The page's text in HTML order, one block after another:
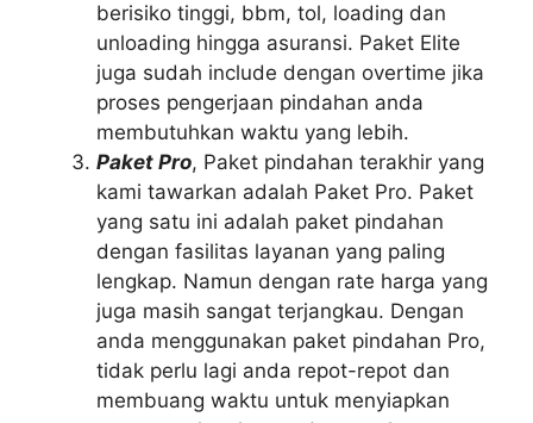
berisiko tinggi, bbm, tol, loading dan
unloading hingga asuransi. Paket Elite
juga sudah include dengan overtime jika
proses pengerjaan pindahan anda
membutuhkan waktu yang lebih.
Paket Pro, Paket pindahan terakhir yang
kami tawarkan adalah Paket Pro. Paket
yang satu ini adalah paket pindahan
dengan fasilitas layanan yang paling
lengkap. Namun dengan rate harga yang
juga masih sangat terjangkau. Dengan
anda menggunakan paket pindahan Pro,
tidak perlu lagi anda repot-repot dan
membuang waktu untuk menyiapkan